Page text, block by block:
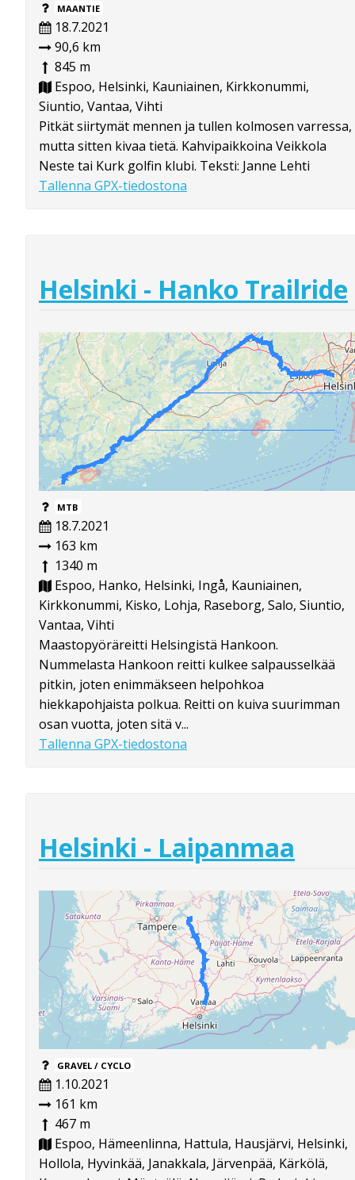
MAANTIE
18.7.2021
90,6 km
845 m
Espoo, Helsinki, Kauniainen, Kirkkonummi,
Siuntio, Vantaa, Vihti
Pitkät siirtymät mennen ja tullen kolmosen varressa,
mutta sitten kivaa tietä. Kahvipaikkoina Veikkola
Neste tai Kurk golfin klubi. Teksti: Janne Lehti
Tallenna GPX-tiedostona
Helsinki - Hanko Trailride
MTB
18.7.2021
163 km
1340 m
Espoo, Hanko, Helsinki, Ingå, Kauniainen,
Kirkkonummi, Kisko, Lohja, Raseborg, Salo, Siuntio,
Vantaa, Vihti
Maastopyöräreitti Helsingistä Hankoon.
Nummelasta Hankoon reitti kulkee salpausselkää
pitkin, joten enimmäkseen helpohkoa
hiekkapohjaista polkua. Reitti on kuiva suurimman
osan vuotta, joten sitä v...
Tallenna GPX-tiedostona
Helsinki - Laipanmaa
GRAVEL / CYCLO
1.10.2021
161 km
467 m
Espoo, Hämeenlinna, Hattula, Hausjärvi, Helsinki,
Hollola, Hyvinkää, Janakkala, Järvenpää, Kärkölä,